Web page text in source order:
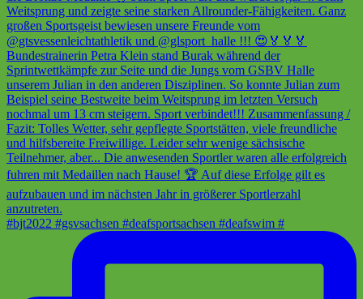
#bjt2022 #gsvsachsen #deafsportsachsen #deafswim #